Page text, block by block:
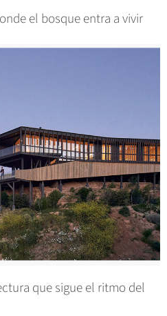
el bosque entra a vivir
que sigue el ritmo del